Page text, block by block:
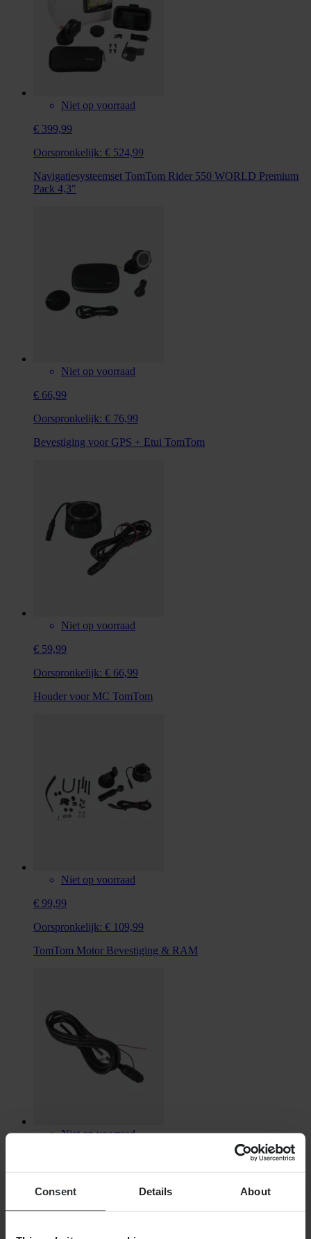
Consent Details About
Niet op voorraad
€ 399,99
Oorspronkelijk: € 524,99
Navigatiesysteemset TomTom Rider 550 WORLD Premium
Pack 4,3"
Niet op voorraad
€ 66,99
Oorspronkelijk: € 76,99
Bevestiging voor GPS + Etui TomTom
Niet op voorraad
€ 59,99
Oorspronkelijk: € 66,99
Houder voor MC TomTom
Niet op voorraad
€ 99,99
Oorspronkelijk: € 109,99
TomTom Motor Bevestiging & RAM
Niet op voorraad